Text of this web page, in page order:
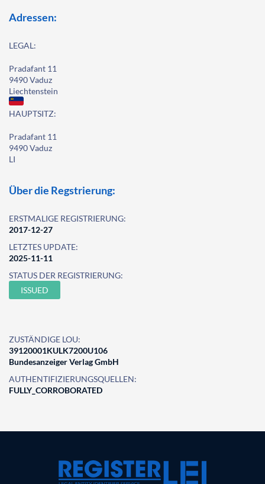
Adressen:
LEGAL:
Pradafant 11
9490 Vaduz
Liechtenstein
HAUPTSITZ:
Pradafant 11
9490 Vaduz
LI
Über die Regstrierung:
ERSTMALIGE REGISTRIERUNG:
2017-12-27
LETZTES UPDATE:
2025-11-11
STATUS DER REGISTRIERUNG:
ISSUED
ZUSTÄNDIGE LOU:
39120001KULK7200U106
Bundesanzeiger Verlag GmbH
AUTHENTIFIZIERUNGSQUELLEN:
FULLY_CORROBORATED